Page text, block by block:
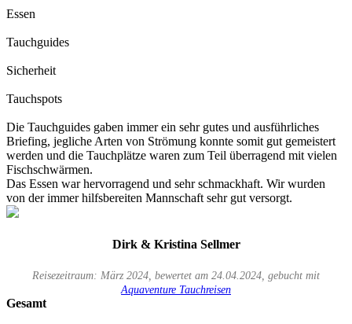
Essen
Tauchguides
Sicherheit
Tauchspots
Die Tauchguides gaben immer ein sehr gutes und ausführliches
Briefing, jegliche Arten von Strömung konnte somit gut gemeistert
werden und die Tauchplätze waren zum Teil überragend mit vielen
Fischschwärmen.
Das Essen war hervorragend und sehr schmackhaft. Wir wurden
von der immer hilfsbereiten Mannschaft sehr gut versorgt.
Dirk & Kristina Sellmer
Reisezeitraum: März 2024, bewertet am 24.04.2024, gebucht mit
Aquaventure Tauchreisen
Gesamt